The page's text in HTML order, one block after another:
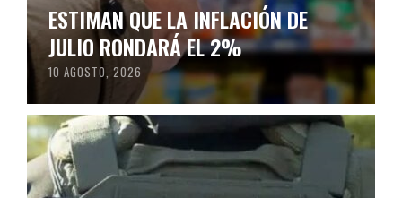
ESTIMAN QUE LA INFLACIÓN DE
JULIO RONDARÁ EL 2%
10 AGOSTO, 2026